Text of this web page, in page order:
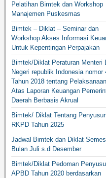
Pelatihan Bimtek dan Workshop
Manajemen Puskesmas
Bimtek – Diklat – Seminar dan
Workshop Akses Informasi
Untuk Kepentingan Perpajakan
Bimtek/Diklat Peraturan Menteri
Negeri republik Indonesia nomor
Tahun 2018 tentang
Atas Laporan Keuangan
Daerah Berbasis Akrual
Bimtek/ Diklat Tentang
RKPD Tahun 2025
Jadwal Bimtek dan Diklat
Bulan Juli s.d Desember
Bimtek/Diklat Pedoman
APBD Tahun 2020 berdasarkan